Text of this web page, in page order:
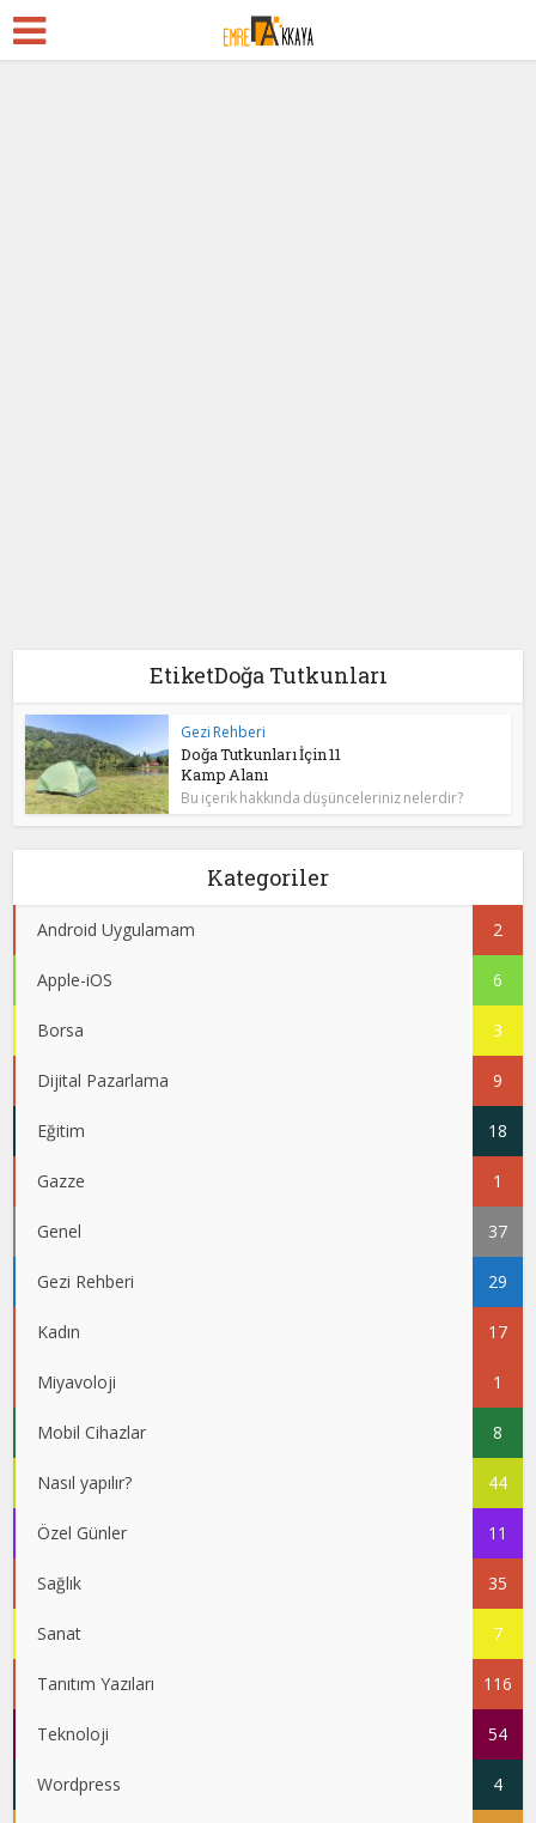
EtiketDoğa Tutkunları
Gezi Rehberi
Doğa Tutkunları İçin 11
Kamp Alanı
Bu içerik hakkında düşünceleriniz nelerdir?
Kategoriler
Android Uygulamam 2
Apple-iOS 6
Borsa 3
Dijital Pazarlama 9
Eğitim 18
Gazze 1
Genel 37
Gezi Rehberi 29
Kadın 17
Miyavoloji 1
Mobil Cihazlar 8
Nasıl yapılır? 44
Özel Günler 11
Sağlık 35
Sanat 7
Tanıtım Yazıları 116
Teknoloji 54
Wordpress 4